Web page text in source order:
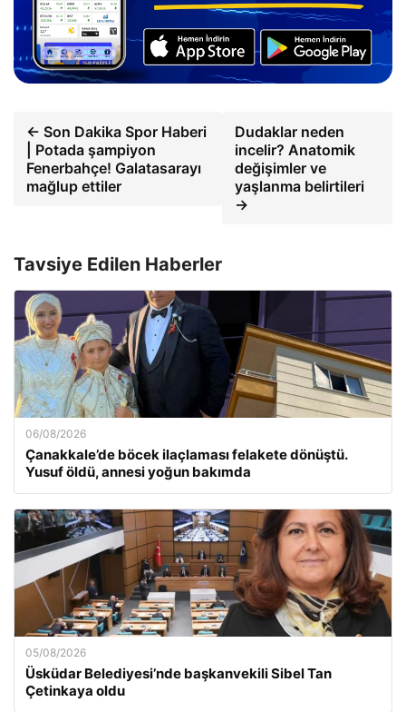
← Son Dakika Spor Haberi
| Potada şampiyon
Fenerbahçe! Galatasarayı
mağlup ettiler
Dudaklar neden
incelir? Anatomik
değişimler ve
yaşlanma belirtileri
→
Tavsiye Edilen Haberler
06/08/2026
Çanakkale’de böcek ilaçlaması felakete dönüştü.
Yusuf öldü, annesi yoğun bakımda
05/08/2026
Üsküdar Belediyesi’nde başkanvekili Sibel Tan
Çetinkaya oldu